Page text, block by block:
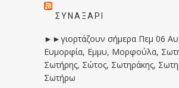
ΣΥΝΑΞΆΡΙ
►►γιορτάζουν σήμερα Πεμ 06
Ευμορφία, Εμμυ, Μορφούλα,
Σωτήρης, Σώτος, Σωτηράκης,
Σωτήρω